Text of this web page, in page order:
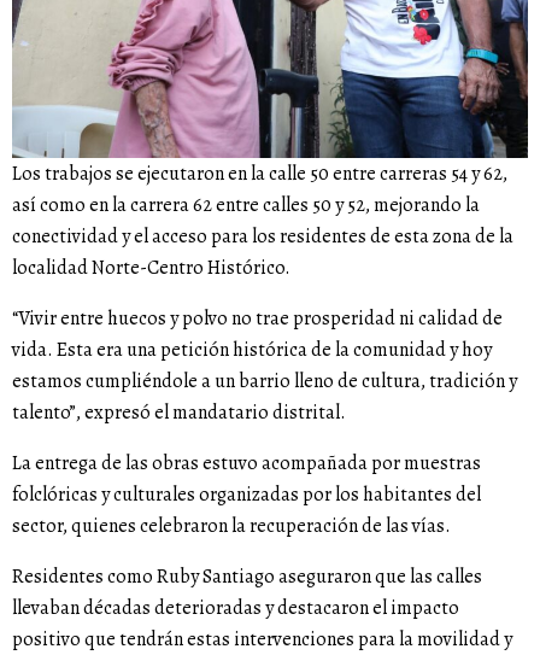
Los trabajos se ejecutaron en la calle 50 entre carreras 54 y 62,
así como en la carrera 62 entre calles 50 y 52, mejorando la
conectividad y el acceso para los residentes de esta zona de la
localidad Norte-Centro Histórico.
“Vivir entre huecos y polvo no trae prosperidad ni calidad de
vida. Esta era una petición histórica de la comunidad y hoy
estamos cumpliéndole a un barrio lleno de cultura, tradición y
talento”, expresó el mandatario distrital.
La entrega de las obras estuvo acompañada por muestras
folclóricas y culturales organizadas por los habitantes del
sector, quienes celebraron la recuperación de las vías.
Residentes como Ruby Santiago aseguraron que las calles
llevaban décadas deterioradas y destacaron el impacto
positivo que tendrán estas intervenciones para la movilidad y